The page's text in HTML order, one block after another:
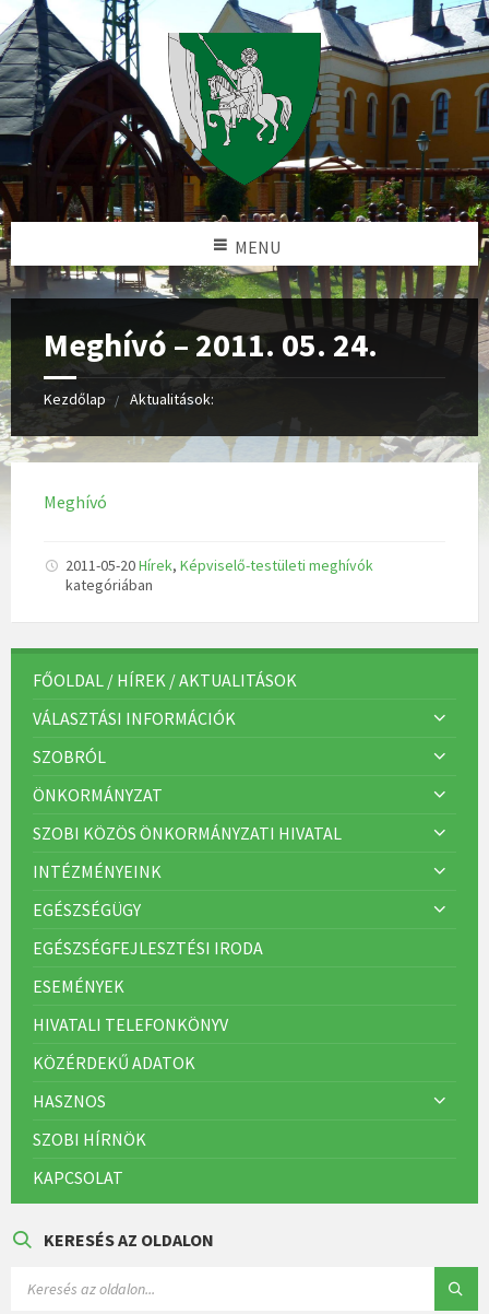
MENU
Meghívó – 2011. 05. 24.
Kezdőlap Aktualitások:
Meghívó
2011-05-20Hírek, Képviselő-testületi meghívók
kategóriában
FŐOLDAL / HÍREK / AKTUALITÁSOK
VÁLASZTÁSI INFORMÁCIÓK
SZOBRÓL
ÖNKORMÁNYZAT
SZOBI KÖZÖS ÖNKORMÁNYZATI HIVATAL
INTÉZMÉNYEINK
EGÉSZSÉGÜGY
EGÉSZSÉGFEJLESZTÉSI IRODA
ESEMÉNYEK
HIVATALI TELEFONKÖNYV
KÖZÉRDEKŰ ADATOK
HASZNOS
SZOBI HÍRNÖK
KAPCSOLAT
KERESÉS AZ OLDALON